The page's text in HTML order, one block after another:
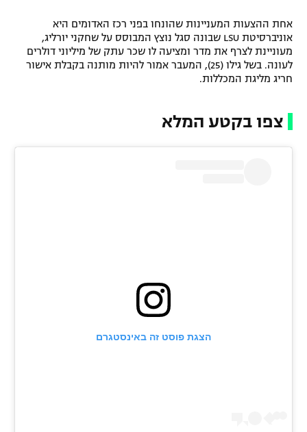
תנאי שימוש
מדיניות פרטיות
אומנויות לחימה
גיימינג E-Sports
אחת ההצעות המעניינות שהונחו בפני רכז האדומים היא
אוניברסיטת LSU שבונה סגל נוצץ המבוסס על שחקני יורליג,
מעוניינת לצרף את מדר ומציעה לו שכר עתק של מיליוני דולרים
לעונה. בשל גילו (25), המעבר אמור להיות מותנה בקבלת אישור
חריג מליגת המכללות.
צפו בקטע המלא
הצגת פוסט זה באינסטגרם